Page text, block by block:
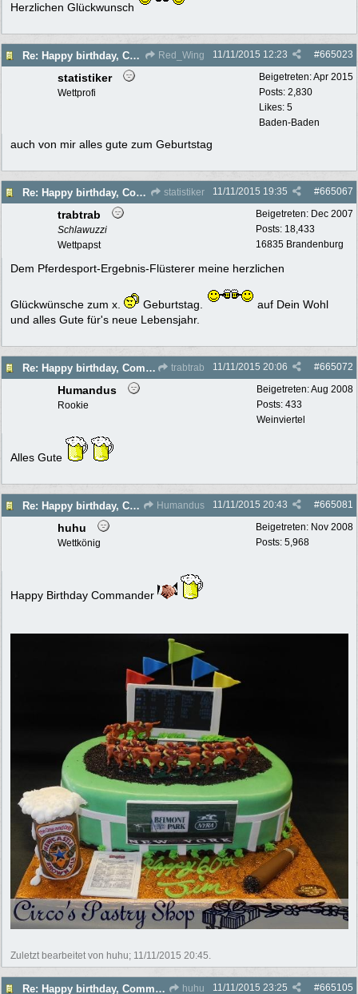
Herzlichen Glückwunsch
Re: Happy birthday, Commander! Red_Wing #665023
11/11/2015 12:23
Beigetreten:Apr 2015
Posts: 2,830
Likes: 5
Baden-Baden
statistiker
Wettprofi
auch von mir alles gute zum Geburtstag
Re: Happy birthday, Commander! statistiker #665067
11/11/2015 19:35
Beigetreten: Dec 2007
Posts: 18,433
16835 Brandenburg
trabtrab
Schlawuzzi
Wettpapst
Dem Pferdesport-Ergebnis-Flüsterer meine herzlichen
Glückwünsche zum x. Geburtstag.
auf Dein Wohl
und alles Gute für's neue Lebensjahr.
Re: Happy birthday, Commander! trabtrab #665072
11/11/2015 20:06
Beigetreten:Aug 2008
Posts: 433
Weinviertel
Humandus
Rookie
Alles Gute
Re: Happy birthday, Commander! Humandus #665081
11/11/2015 20:43
Beigetreten: Nov 2008
Posts: 5,968
huhu
Wettkönig
Happy Birthday Commander
Zuletzt bearbeitet von huhu; 11/11/2015 20:45
Re: Happy birthday, Commander! huhu #665105
11/11/2015 23:25